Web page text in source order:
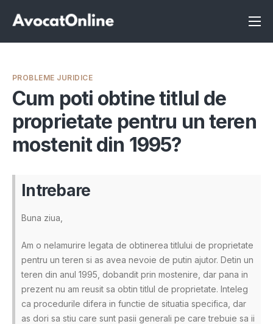
Înscrie-te ca avocat
Servicii
Despre noi
Programeaza consultanta
PROBLEME JURIDICE
Cum poti obtine titlul de
proprietate pentru un teren
mostenit din 1995?
Intrebare
Buna ziua,
Am o nelamurire legata de obtinerea titlului de proprietate
pentru un teren si as avea nevoie de putin ajutor. Detin un
teren din anul 1995, dobandit prin mostenire, dar pana in
prezent nu am reusit sa obtin titlul de proprietate. Inteleg
ca procedurile difera in functie de situatia specifica, dar
as dori sa stiu care sunt pasii generali pe care trebuie sa ii